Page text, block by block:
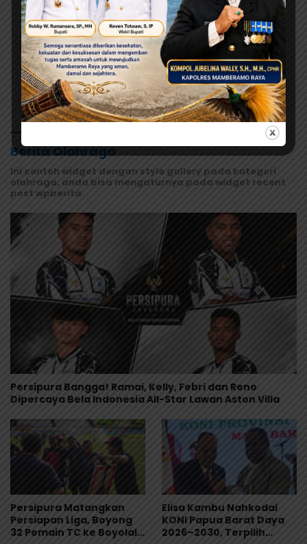
Agustus 6, 2026
Terima Pokok Pikiran MRP, Tonny
Tesar Janji Kawal Kepastian
Anggaran Lembaga
Selengkapnya
Berita Olahraga
Ini contoh widget dengan style gallery pada kategori
olahraga, anda bisa mengaturnya pada widget recent
post wpberita.
Persipura Bangga! Ramai, Kelly, Febri dan Reno
Dipercaya Bela Indonesia All-Star Lawan Aston Villa
Persipura Matangkan
Persiapan Liga, Boyong
32 Pemain TC ke Boyolali
Elisa Kambu Nahkodai
KONI Papua Barat Daya
2026–2030, Terpilih